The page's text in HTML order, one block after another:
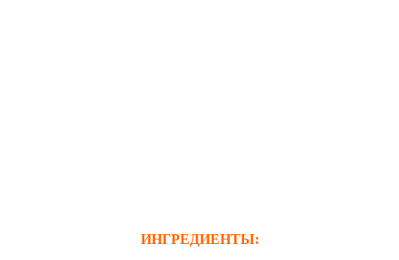
ИНГРЕДИЕНТЫ: